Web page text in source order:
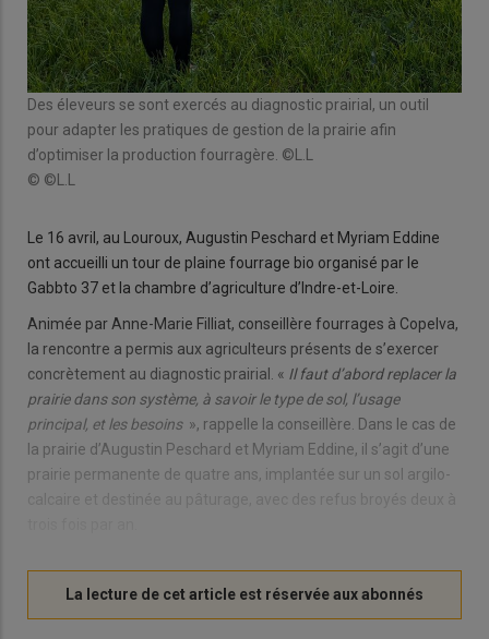
Des éleveurs se sont exercés au diagnostic prairial, un outil
pour adapter les pratiques de gestion de la prairie afin
d’optimiser la production fourragère. ©L.L
© ©L.L
Le 16 avril, au Louroux, Augustin Peschard et Myriam Eddine
ont accueilli un tour de plaine fourrage bio organisé par le
Gabbto 37 et la chambre d’agriculture d’Indre-et-Loire.
Animée par Anne-Marie Filliat, conseillère fourrages à Copelva,
la rencontre a permis aux agriculteurs présents de s’exercer
concrètement au diagnostic prairial. « Il faut d’abord replacer la
prairie dans son système, à savoir le type de sol, l’usage
principal, et les besoins », rappelle la conseillère. Dans le cas de
la prairie d’Augustin Peschard et Myriam Eddine, il s’agit d’une
prairie permanente de quatre ans, implantée sur un sol argilo-